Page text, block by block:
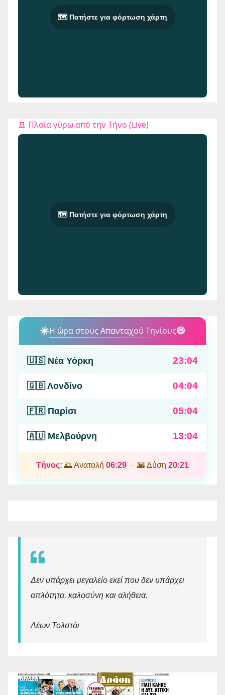
🗺️ Πατήστε για φόρτωση χάρτη
🚢 Πλοία γύρω από την Τήνο (Live)
🗺️ Πατήστε για φόρτωση χάρτη
☀️Η ώρα στους Απανταχού Τηνίους😄
🇺🇸 Νέα Υόρκη 23:04
🇬🇧 Λονδίνο 04:04
🇫🇷 Παρίσι 05:04
🇦🇺 Μελβούρνη 13:04
Τήνος: 🌅 Ανατολή 06:29 · 🌇 Δύση 20:21
Δεν υπάρχει μεγαλείο εκεί που δεν υπάρχει
απλότητα, καλοσύνη και αλήθεια.
Λέων Τολστόι